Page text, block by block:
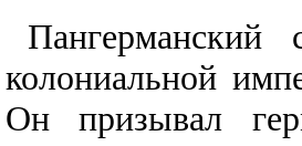
Пангерманский
колониальной
Он призывал